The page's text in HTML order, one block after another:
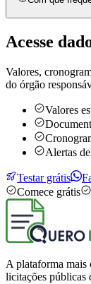
Acesse
Valores,
do órgão
Valores
Alertas
Testar grátis
Comece grátis
A plataforma mais
licitações públicas